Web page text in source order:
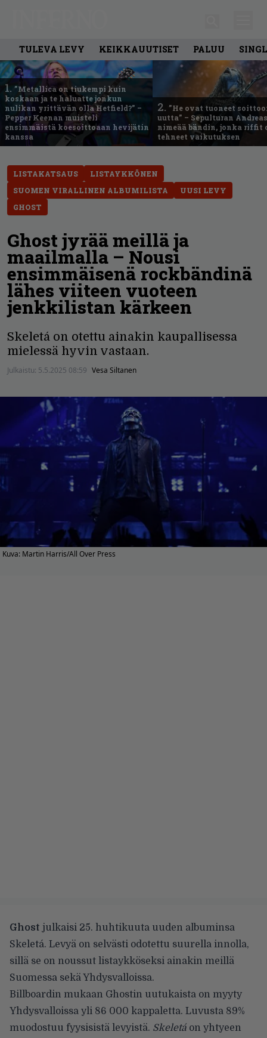
TULEVA LEVY KEIKKAUUTISET PALUU
1. ”Metallica on tiukempi kuin
koskaan ja te haluatte jonkun
nulikan yrittävän olla Hetfield?” –
Pepper Keenan muisteli
ensimmäistä koesoittoaan hevijätin
kanssa
2. ”He ovat tuoneet
uutta” – Sepulturan
nimeää bändin, jonka riffit
tehneet vaikutuksen
LISTAKATSAUS
LISTAYKKÖNEN
SUOMEN VIRALLINEN ALBUMILISTA
UUSI LEVY
GHOST
Ghost jyrää meillä ja
maailmalla – Nousi
ensimmäisenä rockbändinä
lähes viiteen vuoteen
jenkkilistan kärkeen
Skeletá on otettu ainakin kaupallisessa
mielessä hyvin vastaan.
Julkaistu: 5.5.2025 08:59 Vesa Siltanen
Kuva: Martin Harris/All Over Press
Ghost julkaisi 25. huhtikuuta uuden albuminsa
Skeletá. Levyä on selvästi odotettu suurella innolla,
sillä se on noussut listaykköseksi ainakin meillä
Suomessa sekä Yhdysvalloissa.
Billboardin mukaan Ghostin uutukaista on myyty
Yhdysvalloissa yli 86 000 kappaletta. Luvusta 89%
muodostuu fyysisistä levyistä. Skeletá on yhtyeen